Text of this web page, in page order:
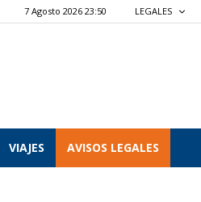
7 Agosto 2026 23:50 LEGALES
VIAJES AVISOS LEGALES